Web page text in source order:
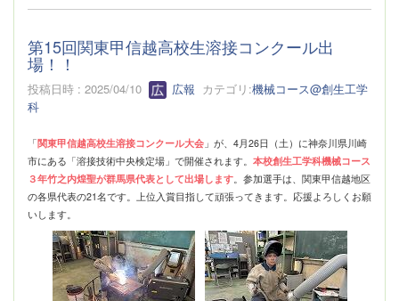
第15回関東甲信越高校生溶接コンクール出
場！！
投稿日時 : 2025/04/10 広報 カテゴリ:機械コース@創生工学
科
「関東甲信越高校生溶接コンクール大会 」が、4月26日（土）に神奈川県川崎
市にある「溶接技術中央検定場」で開催されます。 本校創生工学科機械コース
３年竹之内煌聖が群馬県代表として出場します。参加選手は、関東甲信越地区
の各県代表の21名です。上位入賞目指して頑張ってきます。応援よろしくお願
いします。